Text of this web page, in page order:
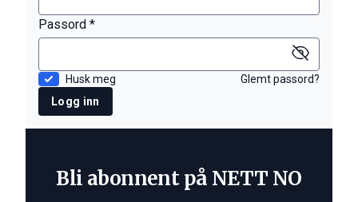
Passord *
Husk meg
Glemt passord?
Logg inn
Bli abonnent på NETT NO